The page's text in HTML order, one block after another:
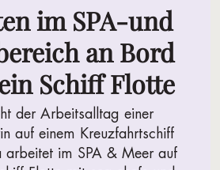
im SPA-und
an Bord
Schiff Flotte
der Arbeitsalltag einer
auf einem Kreuzfahrtschiff
arbeitet im SPA & Meer auf